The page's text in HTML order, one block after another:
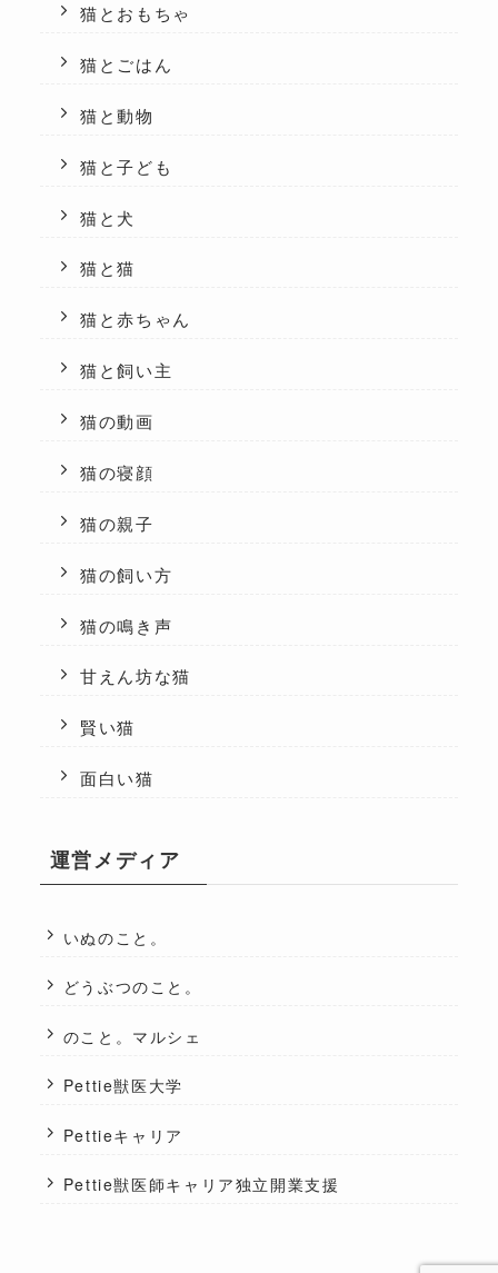
猫とおもちゃ
猫とごはん
猫と動物
猫と子ども
猫と犬
猫と猫
猫と赤ちゃん
猫と飼い主
猫の動画
猫の寝顔
猫の親子
猫の飼い方
猫の鳴き声
甘えん坊な猫
賢い猫
面白い猫
運営メディア
いぬのこと。
どうぶつのこと。
のこと。マルシェ
Pettie獣医大学
Pettieキャリア
Pettie獣医師キャリア独立開業支援